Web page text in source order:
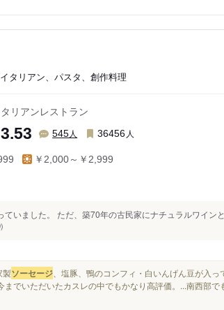
タリアン、パスタ、創作料理
リアンレストラン
3.53 545人 36456 人
￥2,000～￥2,999
ていました。 ただ、築70年の古民家にナチュラルワイン
製ソーセージ 、塩豚、鴨のコンフィ・白いんげん豆が入
までいただいたカスレの中でもかなり高評価。...南西部で